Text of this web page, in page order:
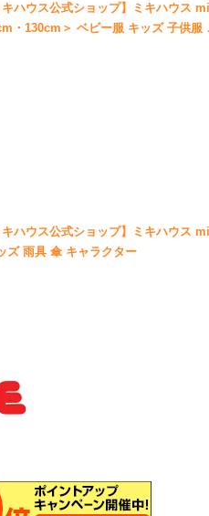
キハウス公式ショップ】ミキハウス
・130cm＞ ベビー服 キッズ 子供服
キハウス公式ショップ】ミキハウス
ズ 雨具 傘 キャラクター